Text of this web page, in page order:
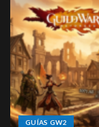
GUÍAS GW2